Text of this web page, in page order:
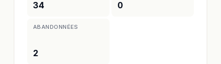
34 0
ABANDONNÉES
2